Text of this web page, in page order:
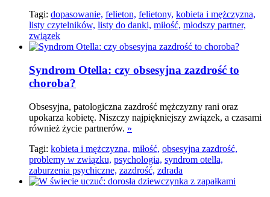
Tagi: dopasowanie, felieton, felietony, kobieta i mężczyzna,
listy czytelników, listy do danki, miłość, młodszy partner,
związek
Syndrom Otella: czy obsesyjna zazdrość to
choroba?
Obsesyjna, patologiczna zazdrość mężczyzny rani oraz
upokarza kobietę. Niszczy najpiękniejszy związek, a czasami
również życie partnerów. »
Tagi: kobieta i mężczyzna, miłość, obsesyjna zazdrość,
problemy w związku, psychologia, syndrom otella,
zaburzenia psychiczne, zazdrość, zdrada